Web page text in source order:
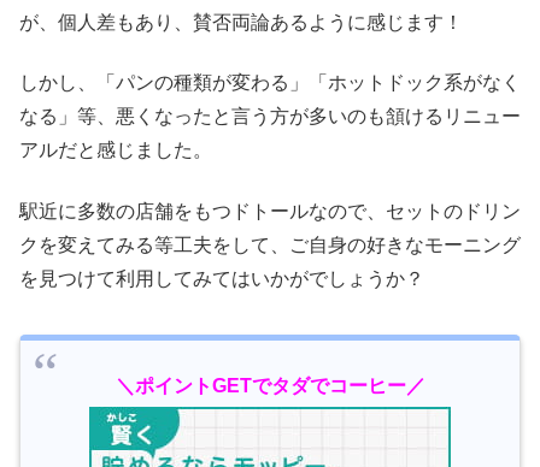
が、個人差もあり、賛否両論あるように感じます！
しかし、「パンの種類が変わる」「ホットドック系がなく
なる」等、悪くなったと言う方が多いのも頷けるリニュー
アルだと感じました。
駅近に多数の店舗をもつドトールなので、セットのドリン
クを変えてみる等工夫をして、ご自身の好きなモーニング
を見つけて利用してみてはいかがでしょうか？
＼ポイントGETでタダでコーヒー／